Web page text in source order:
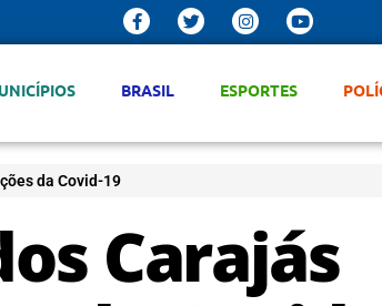
BRASIL ESPORTES
da Covid-19
Carajás